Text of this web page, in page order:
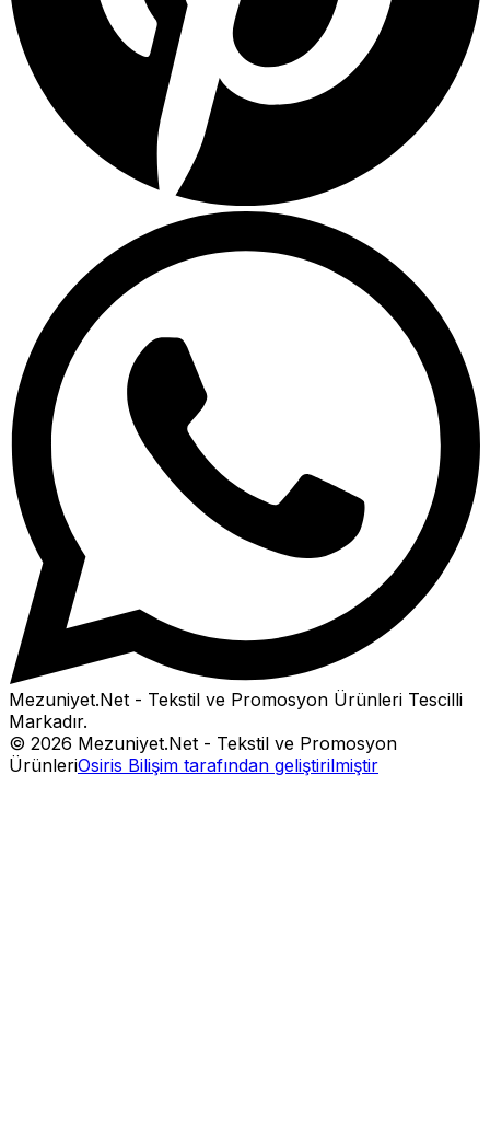
Mezuniyet.Net - Tekstil ve Promosyon Ürünleri Tescilli
Markadır.
© 2026 Mezuniyet.Net - Tekstil ve Promosyon
ÜrünleriOsiris Bilişim tarafından geliştirilmiştir